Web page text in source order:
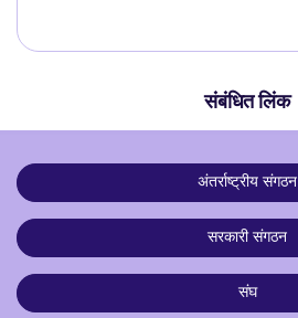
संबंधित लिंक
अंतर्राष्ट्रीय संगठन
सरकारी संगठन
संघ